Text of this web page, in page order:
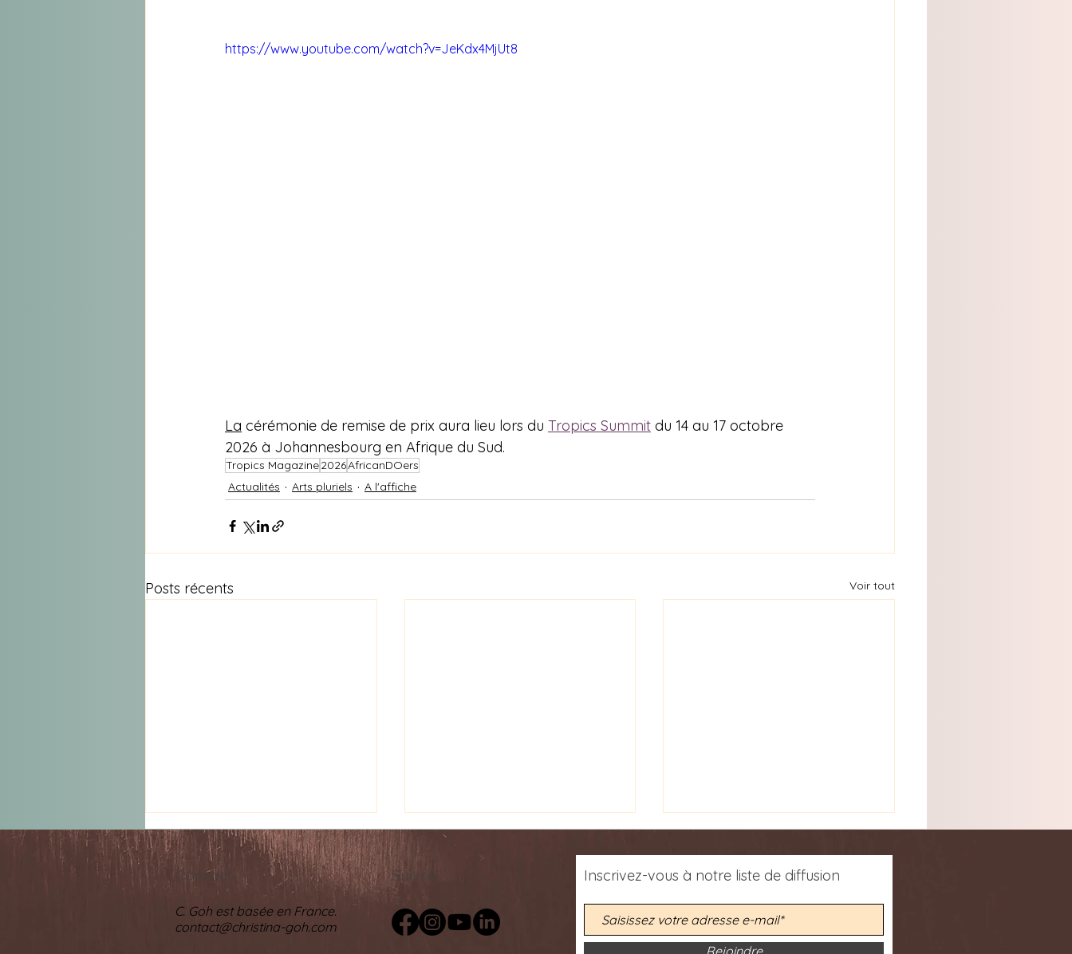
https://www.youtube.com/watch?v=JeKdx4MjUt8
La cérémonie de remise de prix aura lieu lors du Tropics Summit du 14 au 17 octobre
2026 à Johannesbourg en Afrique du Sud.
Tropics Magazine2026AfricanDOers
Actualités
Arts pluriels A l'affiche
Posts récents Voir tout
Contact
C. Goh est basée en France.
contact@christina-goh.com
Suivre Inscrivez-vous à notre liste de diffusion
Rejoindre